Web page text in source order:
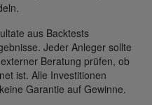
aus Backtests
Jeder Anleger sollte
Beratung prüfen, ob
ist. Alle Investitionen
Garantie auf Gewinne.